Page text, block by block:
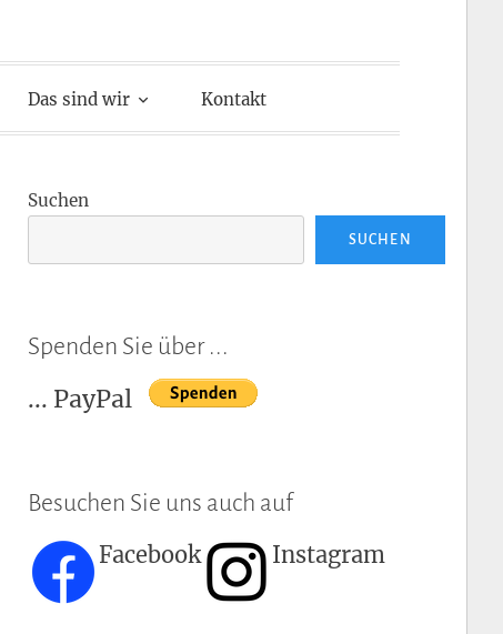
Das sind wir Kontakt
Suchen
SUCHEN
Spenden Sie über ...
... PayPal
Besuchen Sie uns auch auf
Facebook Instagram